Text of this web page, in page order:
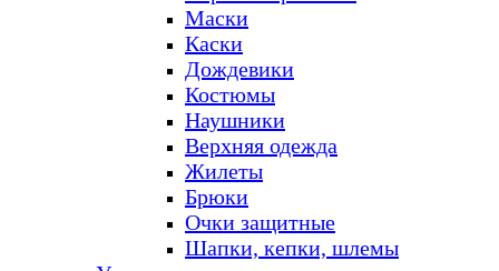
Маски
Каски
Дождевики
Костюмы
Наушники
Верхняя одежда
Жилеты
Брюки
Очки защитные
Шапки, кепки, шлемы